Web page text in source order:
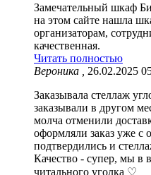
Замечательный шкаф
на этом сайте нашла
организаторам,
качественная.
Читать полностью
Вероника ,
26.02.2025
Заказывала стеллаж
заказывали в другом
молча отменили
оформляли заказ уже с
подтвердились и
Качество - супер, мы в
читального уголка ♡